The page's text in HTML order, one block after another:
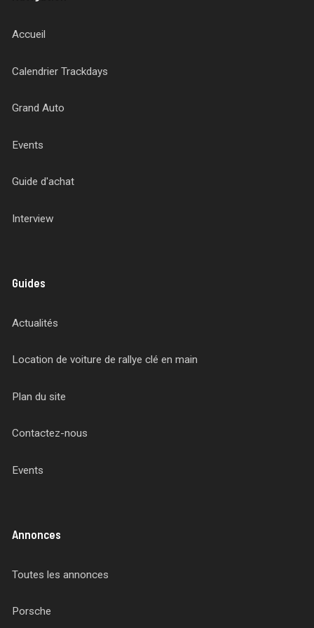
Accueil
Calendrier Trackdays
Grand Auto
Events
Guide d'achat
Interview
Guides
Actualités
Location de voiture de rallye clé en main
Plan du site
Contactez-nous
Events
Annonces
Toutes les annonces
Porsche